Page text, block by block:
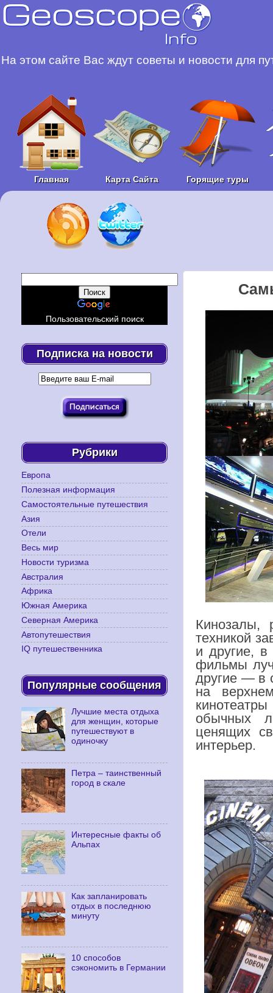
На этом сайте Вас ждут советы и новости для
Главная Карта Сайта Горящие туры
Кинозалы,
техникой
и другие,
фильмы
другие — в
на
обычных
ценящих
интерьер.
Пользовательский поиск
Подписка на новости
Рубрики
Европа
Полезная информация
Самостоятельные путешествия
Азия
Отели
Весь мир
Новости туризма
Австралия
Африка
Южная Америка
Северная Америка
Автопутешествия
IQ путешественника
Популярные сообщения
Лучшие места отдыха
для женщин, которые
путешествуют в
одиночку
Петра – таинственный
город в скале
Интересные факты об
Альпах
Как запланировать
отдых в последнюю
минуту
10 способов
сэкономить в Германии